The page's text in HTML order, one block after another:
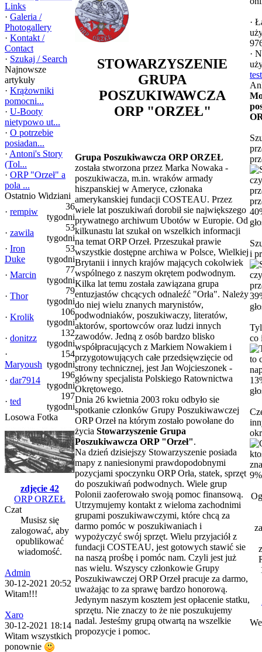
Links
· Galeria /
Photogallery
· Kontakt /
Contact
· Szukaj / Search
Najnowsze
artykuły
· Krążowniki
pomocni...
· U-Booty
nietypowo ut...
· O potrzebie
posiadan...
· Antoni's Story
(Tol...
· ORP "Orzeł" a
pola ...
Ostatnio Widziani
· rempiw
36
tygodni
· zawila
53
tygodni
· Iron
Duke
53
tygodni
· Marcin
77
tygodni
· Thor
79
tygodni
· Krolik
106
tygodni
· donitzz
132
tygodni
·
Maryoush
154
tygodni
· dar7914
196
tygodni
· ted
197
tygodni
Losowa Fotka
zdjęcie 42
ORP ORZEŁ
Czat
Musisz się
zalogować, aby
opublikować
wiadomość.
Admin
30-12-2021 20:52
Witam!!!
Xaro
30-12-2021 18:14
Witam wszystkich
ponownie
STOWARZYSZENIE
GRUPA
POSZUKIWAWCZA
ORP "ORZEŁ"
Grupa Poszukiwawcza ORP ORZEŁ
została stworzona przez Marka Nowaka -
poszukiwacza, m.in. wraków armady
hiszpanskiej w Ameryce, członaka
amerykanskiej fundacji COSTEAU. Przez
wiele lat poszukiwań dorobił sie największego
prywatnego archiwum Ubotów w Europie. Od
kilkunastu lat szukał on wszelkich informacji
na temat ORP Orzeł. Przeszukał prawie
wszystkie dostępne archiwa w Polsce, Wielkiej
Brytanii i innych krajów mających cokolwiek
wspólnego z naszym okrętem podwodnym.
Kilka lat temu została zawiązana grupa
entuzjastów chcących odnaleźć "Orła". Należy
do niej wielu znanych marynistów,
podwodniaków, poszukiwaczy, literatów,
aktorów, sportowców oraz ludzi innych
zawodów. Jedną z osób bardzo blisko
współpracujących z Markiem Nowakiem i
przygotowujących całe przedsięwzięcie od
strony technicznej, jest Jan Wojcieszonek -
główny specjalista Polskiego Ratownictwa
Okrętowego.
Dnia 26 kwietnia 2003 roku odbyło sie
spotkanie członków Grupy Poszukiwawczej
ORP Orzeł na którym zostało powołane do
życia Stowarzyszenie Grupa
Poszukiwawcza ORP "Orzeł".
Na dzień dzisiejszy Stowarzyszenie posiada
mapy z naniesionymi prawdopodobnymi
pozycjami spoczynku ORP Orła, statek, sprzęt
do poszukiwań podwodnych. Wiele grup
Polonii zaoferowało swoją pomoc finansową.
Utrzymujemy kontakt z wieloma zachodnimi
grupami poszukiwawczymi, które chcą za
darmo pomóc w poszukiwaniach i
wypożyczyć swój sprzęt. Wielu przyjaciół z
fundacji COSTEAU, jest gotowych stawić sie
na naszą prośbę i pomóc nam. Czyli jest już
nas wielu. Wszyscy członkowie Grupy
Poszukiwawczej ORP Orzeł pracuje za darmo,
uważając to za sprawę bardzo honorową.
Jedynym naszym kosztem jest opłacenie statku,
sprzętu. Nie znaczy to że nie poszukujemy
nadal. Jesteśmy grupą otwartą na wszelkie
propozycje i pomoc.
·
·
i
co